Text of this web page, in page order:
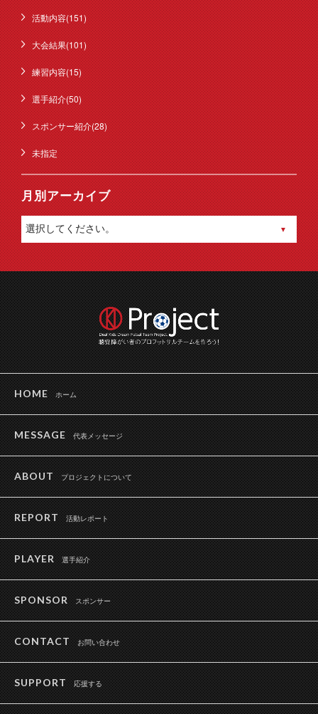
活動内容(151)
大会結果(101)
練習内容(15)
選手紹介(50)
スポンサー紹介(28)
未指定
月別アーカイブ
HOME ホーム
MESSAGE 代表メッセージ
ABOUT プロジェクトについて
REPORT 活動レポート
PLAYER 選手紹介
SPONSOR スポンサー
CONTACT お問い合わせ
SUPPORT 応援する